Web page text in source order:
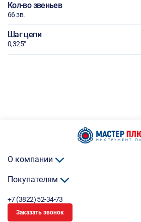
Кол-во звеньев
66 зв.
Шаг цепи
0,325"
О компании
Покупателям
+7 (3822) 52-34-73
Заказать звонок